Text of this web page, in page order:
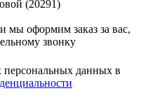
(20291)
мы оформим заказ за вас,
звонку
персональных данных в